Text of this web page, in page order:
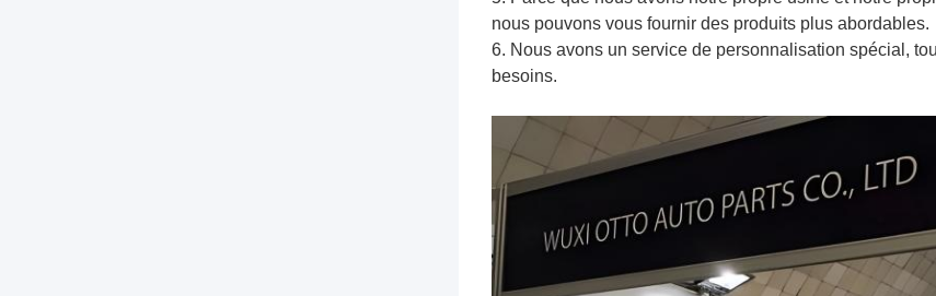
nous pouvons vous fournir des produits plus abordables.
6. Nous avons un service de personnalisation spécial,
besoins.